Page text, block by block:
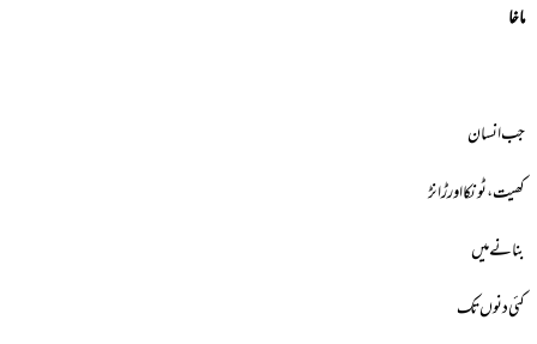
ماخا
جب انسان
کھیت، ٹونکا اور ڑانڑ
بنانے میں
کئی دنوں تک